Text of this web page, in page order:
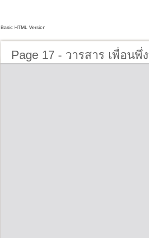
Basic HTML Version
Page 17 - วารสาร เพื่อนพึ่